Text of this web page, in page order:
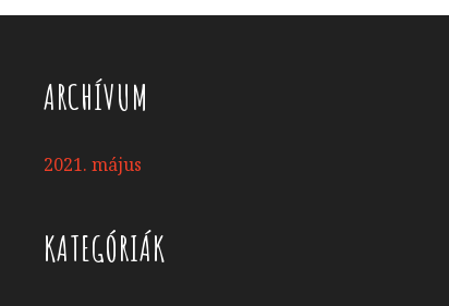
ARCHÍVUM
2021. május
KATEGÓRIÁK